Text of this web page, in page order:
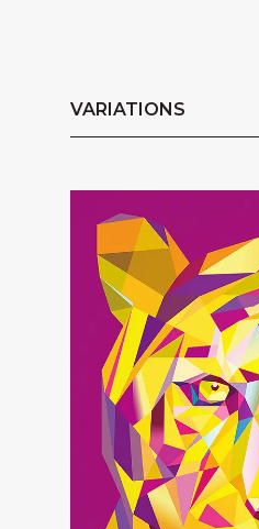
VARIATIONS